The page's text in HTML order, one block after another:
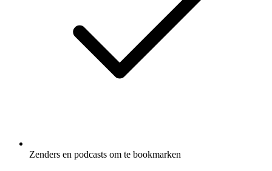
Zenders en podcasts om te bookmarken